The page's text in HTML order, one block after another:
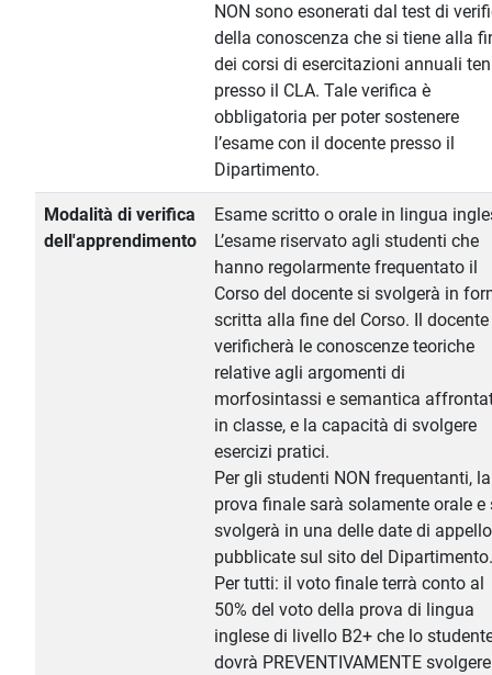
NON sono esonerati dal test di
della conoscenza che si tiene alla
dei corsi di esercitazioni annuali
presso il CLA. Tale verifica è
obbligatoria per poter sostenere
l’esame con il docente presso il
Dipartimento.
Modalità di verifica
dell'apprendimento
Esame scritto o orale in lingua
L’esame riservato agli studenti che
hanno regolarmente frequentato il
Corso del docente si svolgerà in
scritta alla fine del Corso. Il docente
verificherà le conoscenze teoriche
relative agli argomenti di
morfosintassi e semantica
in classe, e la capacità di svolgere
esercizi pratici.
Per gli studenti NON frequentanti, la
prova finale sarà solamente orale e
svolgerà in una delle date di appello
pubblicate sul sito del Dipartimento.
Per tutti: il voto finale terrà conto al
50% del voto della prova di lingua
inglese di livello B2+ che lo
dovrà PREVENTIVAMENTE svolgere